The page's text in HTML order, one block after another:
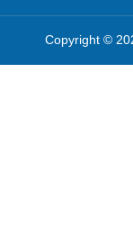
Copyright ©